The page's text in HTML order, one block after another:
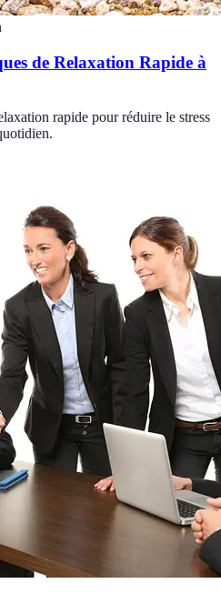
de Relaxation Rapide à
rapide pour réduire le stress